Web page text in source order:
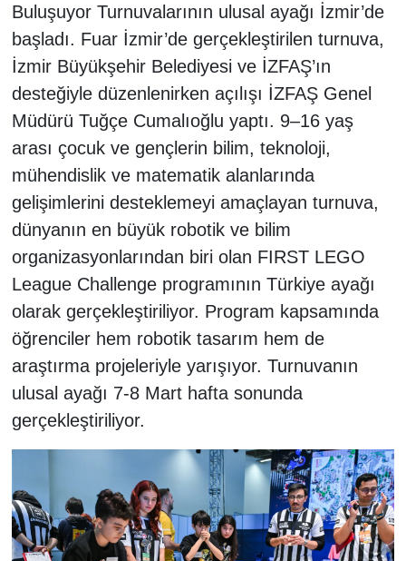
Buluşuyor Turnuvalarının ulusal ayağı İzmir’de
başladı. Fuar İzmir’de gerçekleştirilen turnuva,
İzmir Büyükşehir Belediyesi ve İZFAŞ’ın
desteğiyle düzenlenirken açılışı İZFAŞ Genel
Müdürü Tuğçe Cumalıoğlu yaptı. 9–16 yaş
arası çocuk ve gençlerin bilim, teknoloji,
mühendislik ve matematik alanlarında
gelişimlerini desteklemeyi amaçlayan turnuva,
dünyanın en büyük robotik ve bilim
organizasyonlarından biri olan FIRST LEGO
League Challenge programının Türkiye ayağı
olarak gerçekleştiriliyor. Program kapsamında
öğrenciler hem robotik tasarım hem de
araştırma projeleriyle yarışıyor. Turnuvanın
ulusal ayağı 7-8 Mart hafta sonunda
gerçekleştiriliyor.